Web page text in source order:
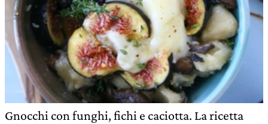
Gnocchi con funghi, fichi e caciotta. La ricetta